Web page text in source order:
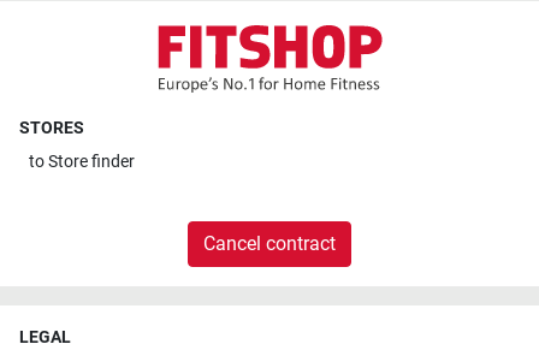
STORES
toStore finder
Cancel contract
LEGAL